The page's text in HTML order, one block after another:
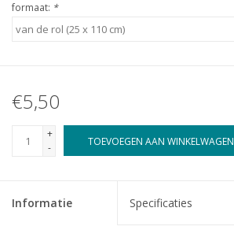
formaat: *
€5,50
+
-
TOEVOEGEN AAN WINKELWAGEN
Informatie Specificaties